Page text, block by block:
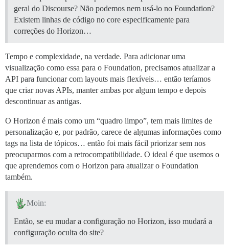
geral do Discourse? Não podemos nem usá-lo no Foundation?
Existem linhas de código no core especificamente para
correções do Horizon…
Tempo e complexidade, na verdade. Para adicionar uma
visualização como essa para o Foundation, precisamos atualizar a
API para funcionar com layouts mais flexíveis… então teríamos
que criar novas APIs, manter ambas por algum tempo e depois
descontinuar as antigas.
O Horizon é mais como um “quadro limpo”, tem mais limites de
personalização e, por padrão, carece de algumas informações como
tags na lista de tópicos… então foi mais fácil priorizar sem nos
preocuparmos com a retrocompatibilidade. O ideal é que usemos o
que aprendemos com o Horizon para atualizar o Foundation
também.
Moin:
Então, se eu mudar a configuração no Horizon, isso mudará a
configuração oculta do site?